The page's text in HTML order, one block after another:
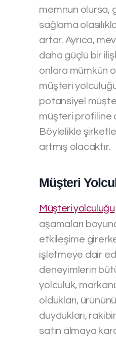
memnun olursa,
sağlama
artar. Ayrıca,
daha güçlü bir
onlara mümkün
müşteri
potansiyel
müşteri profiline
Böylelikle
artmış olacaktır.
Müşteri
Müşteri yolculuğu
aşamaları
etkileşime
işletmeye dair
deneyimlerin
yolculuk,
oldukları,
duydukları,
satın almaya